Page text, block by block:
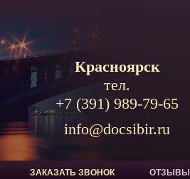
Красноярск
тел.
+7 (391) 989-79-65
info@docsibir.ru
ЗАКАЗАТЬ ЗВОНОК ОТЗЫВЫ